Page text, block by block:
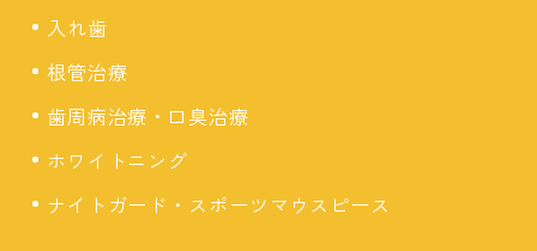
入れ歯
根管治療
歯周病治療・口臭治療
ホワイトニング
ナイトガード・スポーツマウスピース